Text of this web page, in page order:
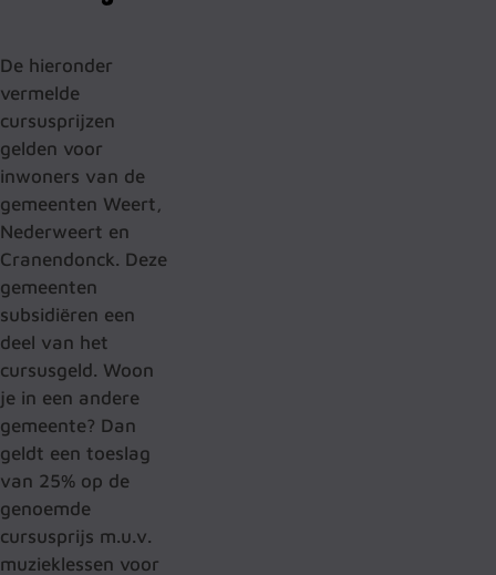
De hieronder
vermelde
cursusprijzen
gelden voor
inwoners van de
gemeenten Weert,
Nederweert en
Cranendonck. Deze
gemeenten
subsidiëren een
deel van het
cursusgeld. Woon
je in een andere
gemeente? Dan
geldt een toeslag
van 25% op de
genoemde
cursusprijs m.u.v.
muzieklessen voor